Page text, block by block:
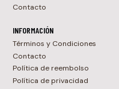
Contacto
INFORMACIÓN
Términos y Condiciones
Contacto
Política de reembolso
Política de privacidad